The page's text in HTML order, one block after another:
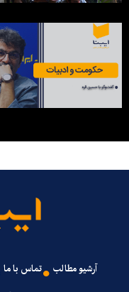
آرشیو مطالب تماس با ما